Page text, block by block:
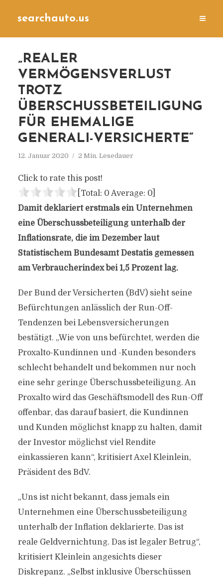
searchauto.us
„REALER
VERMÖGENSVERLUST
TROTZ
ÜBERSCHUSSBETEILIGUNG
FÜR EHEMALIGE
GENERALI-VERSICHERTE“
12. Januar 2020 2 Min. Lesedauer
Click to rate this post!
[Total: 0 Average: 0]
Damit deklariert erstmals ein Unternehmen
eine Überschussbeteiligung unterhalb der
Inflationsrate, die im Dezember laut
Statistischem Bundesamt Destatis gemessen
am Verbraucherindex bei 1,5 Prozent lag.
Der Bund der Versicherten (BdV) sieht seine
Befürchtungen anlässlich der Run-Off-
Tendenzen bei Lebensversicherungen
bestätigt. „Wie von uns befürchtet, werden die
Proxalto-Kundinnen und -Kunden besonders
schlecht behandelt und bekommen nur noch
eine sehr geringe Überschussbeteiligung. An
Proxalto wird das Geschäftsmodell des Run-Off
offenbar, das darauf basiert, die Kundinnen
und Kunden möglichst knapp zu halten, damit
der Investor möglichst viel Rendite
einkassieren kann“, kritisiert Axel Kleinlein,
Präsident des BdV.
„Uns ist nicht bekannt, dass jemals ein
Unternehmen eine Überschussbeteiligung
unterhalb der Inflation deklarierte. Das ist
reale Geldvernichtung. Das ist legaler Betrug“,
kritisiert Kleinlein angesichts dieser
Diskrepanz. „Selbst inklusive Überschüssen